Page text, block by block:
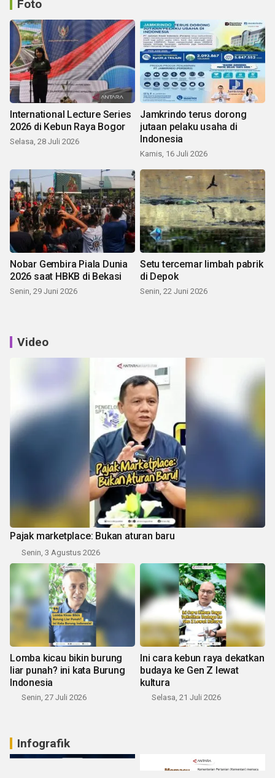
Foto
International Lecture Series
2026 di Kebun Raya Bogor
Selasa, 28 Juli 2026
Jamkrindo terus dorong
jutaan pelaku usaha di
Indonesia
Kamis, 16 Juli 2026
Nobar Gembira Piala Dunia
2026 saat HBKB di Bekasi
Senin, 29 Juni 2026
Setu tercemar limbah pabrik
di Depok
Senin, 22 Juni 2026
Video
Pajak marketplace: Bukan aturan baru
Senin, 3 Agustus 2026
Lomba kicau bikin burung
liar punah? ini kata Burung
Indonesia
Senin, 27 Juli 2026
Ini cara kebun raya dekatkan
budaya ke Gen Z lewat
kultura
Selasa, 21 Juli 2026
Infografik